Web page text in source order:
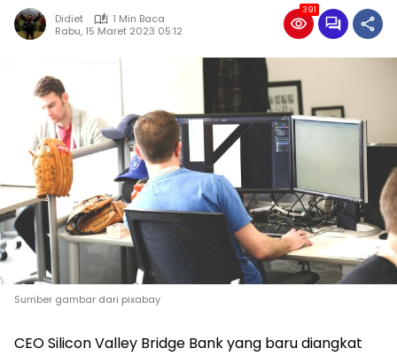
Didiet
1 Min Baca
Rabu, 15 Maret 2023 05:12
391
Sumber gambar dari pixabay
CEO Silicon Valley Bridge Bank yang baru diangkat